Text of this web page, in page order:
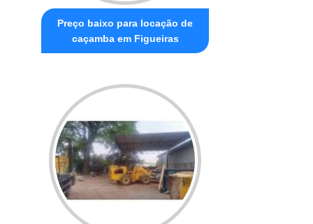
Preço baixo para locação de
caçamba em Figueiras